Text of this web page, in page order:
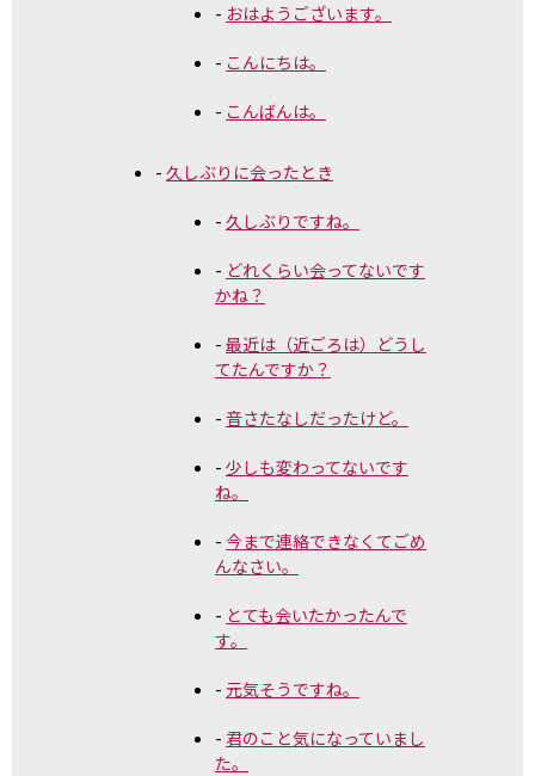
おはようございます。
こんにちは。
こんばんは。
久しぶりに会ったとき
久しぶりですね。
どれくらい会ってないです
かね？
最近は（近ごろは）どうし
てたんですか？
音さたなしだったけど。
少しも変わってないです
ね。
今まで連絡できなくてごめ
んなさい。
とても会いたかったんで
す。
元気そうですね。
君のこと気になっていまし
た。